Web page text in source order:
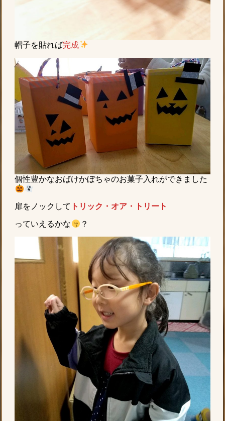
帽子を貼れば完成
個性豊かなおばけかぼちゃのお菓子入れができました
扉をノックして トリック・オア・トリート
っていえるかな ？